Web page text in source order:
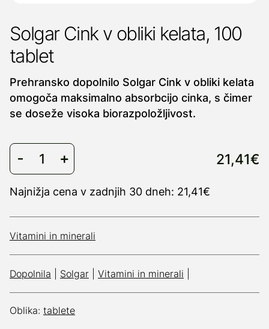
Solgar Cink v obliki kelata, 100
tablet
Prehransko dopolnilo Solgar Cink v obliki kelata
omogoča maksimalno absorbcijo cinka, s čimer
se doseže visoka biorazpoložljivost.
21,41€
Najnižja cena v zadnjih 30 dneh: 21,41€
Vitamini in minerali
Dopolnila Solgar Vitamini in minerali
Oblika: tablete